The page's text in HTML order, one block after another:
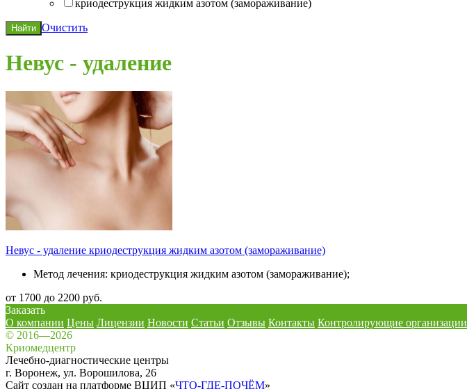
криодеструкция жидким азотом (замораживание)
Найти Очистить
Невус - удаление
Невус - удаление криодеструкция жидким азотом (замораживание)
Метод лечения: криодеструкция жидким азотом (замораживание);
от 1700 до 2200 руб.
Заказать
О компании Цены Лицензии Новости Статьи Отзывы Контакты Контролирующие организации
© 2016—2026
Криомедцентр
Лечебно-диагностические центры
г. Воронеж, ул. Ворошилова, 26
Сайт создан на платформе ВЦИП «ЧТО-ГДЕ-ПОЧЁМ»